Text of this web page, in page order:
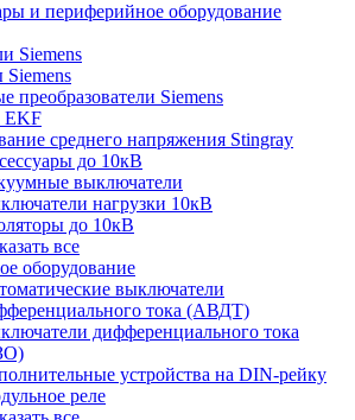
и периферийное оборудование
Siemens
преобразователи Siemens
EKF
среднего напряжения Stingray
до 10кВ
выключатели
нагрузки 10кВ
до 10кВ
все
оборудование
выключатели
тока (АВДТ)
дифференциального тока
устройства на DIN-рейку
реле